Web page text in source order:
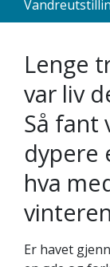
Lenge
var liv
Så fant
dypere
hva
Er havet